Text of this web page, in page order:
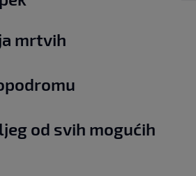
mrtvih
od svih mogućih